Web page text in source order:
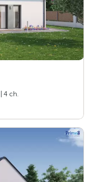
| 4 ch.